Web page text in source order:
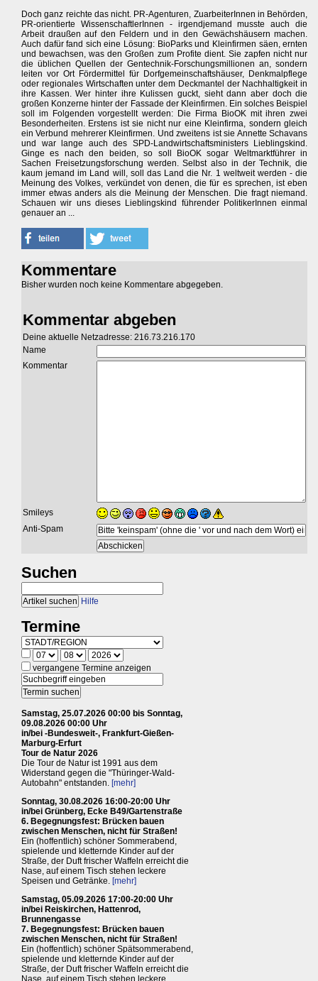
Doch ganz reichte das nicht. PR-Agenturen, ZuarbeiterInnen in Behörden,
PR-orientierte WissenschaftlerInnen - irgendjemand musste auch die
Arbeit draußen auf den Feldern und in den Gewächshäusern machen.
Auch dafür fand sich eine Lösung: BioParks und Kleinfirmen säen, ernten
und bewachsen, was den Großen zum Profite dient. Sie zapfen nicht nur
die üblichen Quellen der Gentechnik-Forschungsmillionen an, sondern
leiten vor Ort Fördermittel für Dorfgemeinschaftshäuser, Denkmalpflege
oder regionales Wirtschaften unter dem Deckmantel der Nachhaltigkeit in
ihre Kassen. Wer hinter ihre Kulissen guckt, sieht dann aber doch die
großen Konzerne hinter der Fassade der Kleinfirmen. Ein solches Beispiel
soll im Folgenden vorgestellt werden: Die Firma BioOK mit ihren zwei
Besonderheiten. Erstens ist sie nicht nur eine Kleinfirma, sondern gleich
ein Verbund mehrerer Kleinfirmen. Und zweitens ist sie Annette Schavans
und war lange auch des SPD-Landwirtschaftsministers Lieblingskind.
Ginge es nach den beiden, so soll BioOK sogar Weltmarktführer in
Sachen Freisetzungsforschung werden. Selbst also in der Technik, die
kaum jemand im Land will, soll das Land die Nr. 1 weltweit werden - die
Meinung des Volkes, verkündet von denen, die für es sprechen, ist eben
immer etwas anders als die Meinung der Menschen. Die fragt niemand.
Schauen wir uns dieses Lieblingskind führender PolitikerInnen einmal
genauer an ...
Kommentare
Bisher wurden noch keine Kommentare abgegeben.
Kommentar abgeben
Deine aktuelle Netzadresse: 216.73.216.170
Name
Kommentar
Smileys
Anti-Spam
Suchen
Hilfe
Termine
vergangene Termine anzeigen
Samstag, 25.07.2026 00:00 bis Sonntag,
09.08.2026 00:00 Uhr
in/bei -Bundesweit-, Frankfurt-Gießen-
Marburg-Erfurt
Tour de Natur 2026
Die Tour de Natur ist 1991 aus dem
Widerstand gegen die "Thüringer-Wald-
Autobahn" entstanden. [mehr]
Sonntag, 30.08.2026 16:00-20:00 Uhr
in/bei Grünberg, Ecke B49/Gartenstraße
6. Begegnungsfest: Brücken bauen
zwischen Menschen, nicht für Straßen!
Ein (hoffentlich) schöner Sommerabend,
spielende und kletternde Kinder auf der
Straße, der Duft frischer Waffeln erreicht die
Nase, auf einem Tisch stehen leckere
Speisen und Getränke. [mehr]
Samstag, 05.09.2026 17:00-20:00 Uhr
in/bei Reiskirchen, Hattenrod,
Brunnengasse
7. Begegnungsfest: Brücken bauen
zwischen Menschen, nicht für Straßen!
Ein (hoffentlich) schöner Spätsommerabend,
spielende und kletternde Kinder auf der
Straße, der Duft frischer Waffeln erreicht die
Nase, auf einem Tisch stehen leckere